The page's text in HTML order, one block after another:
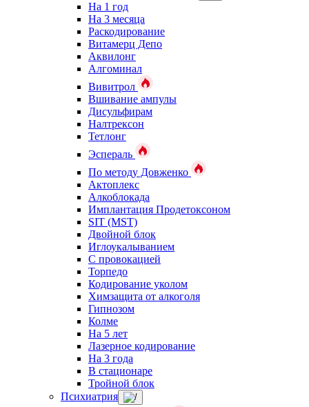
На 1 год
На 3 месяца
Раскодирование
Витамерц Депо
Аквилонг
Алгоминал
Вивитрол
Вшивание ампулы
Дисульфирам
Налтрексон
Тетлонг
Эспераль
По методу Довженко
Актоплекс
Алкоблокада
Имплантация Продетоксоном
SIT (MST)
Двойной блок
Иглоукалыванием
С провокацией
Торпедо
Кодирование уколом
Химзащита от алкоголя
Гипнозом
Колме
На 5 лет
Лазерное кодирование
На 3 года
В стационаре
Тройной блок
Психиатрия